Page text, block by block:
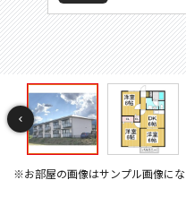
※お部屋の画像はサンプル画像に